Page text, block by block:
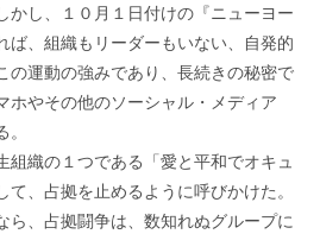
かし、１０月１日付けの『ニューヨー
ば、組織もリーダーもいない、自発的
の運動の強みであり、長続きの秘密で
ホやその他のソーシャル・メディア
織の１つである「愛と平和でオキュ
、占拠を止めるように呼びかけた。
ら、占拠闘争は、数知れぬグループに